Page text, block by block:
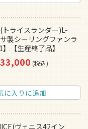
トライスランダー)L-
製シーリングファンラ
【生産終了品】
33,000 税込
に入りに追加
ヴェニス42イン